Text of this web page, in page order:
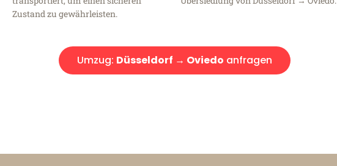
Zustand zu gewährleisten.
Umzug: Düsseldorf → Oviedo anfragen